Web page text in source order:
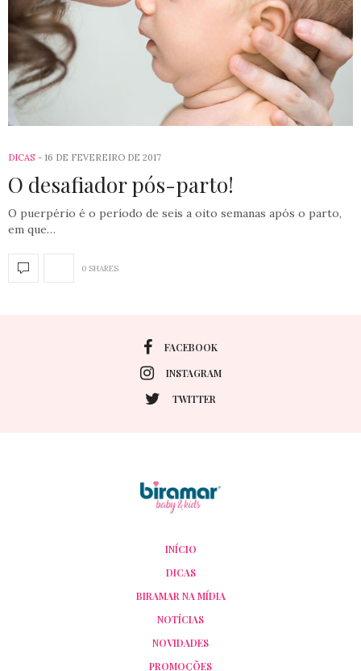
DICAS 16 DE FEVEREIRO DE 2017
O desafiador pós-parto!
O puerpério é o período de seis a oito semanas após o parto,
em que…
0 SHARES
FACEBOOK
INSTAGRAM
TWITTER
INÍCIO
DICAS
BIRAMAR NA MÍDIA
NOTÍCIAS
NOVIDADES
PROMOÇÕES